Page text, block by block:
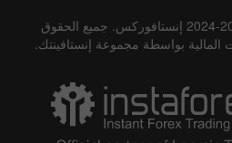
حقوق الطبع والنشر © 2007-2024 إنستافوركس. جميع الحقوق
بواسطة مجموعة إنستافينتك.